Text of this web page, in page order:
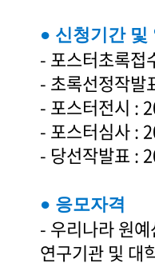
● 신청기간 및
- 포스터초록
- 초록선정작
- 포스터전시 :
- 포스터심사 :
- 당선작발표 :
● 응모자격
- 우리나라 원
연구기관 및 대